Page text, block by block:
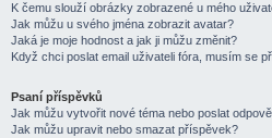
K čemu slouží obrázky zobrazené u mého
Jak můžu u svého jména zobrazit avatar?
Jaká je moje hodnost a jak ji můžu změnit?
Když chci poslat email uživateli fóra, musím se
Psaní příspěvků
Jak můžu vytvořit nové téma nebo poslat
Jak můžu upravit nebo smazat příspěvek?